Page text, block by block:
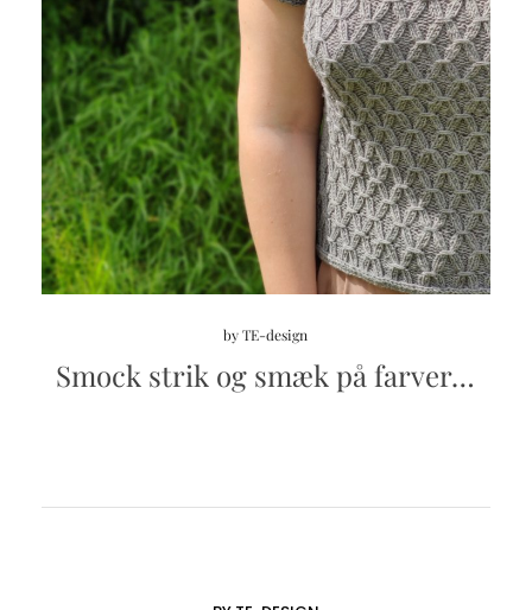
byTE-design
Smock strik og smæk på farver…